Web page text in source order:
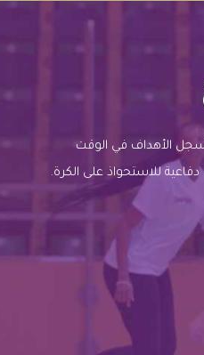
الأهداف في الوقت
للاستحواذ على الكرة.